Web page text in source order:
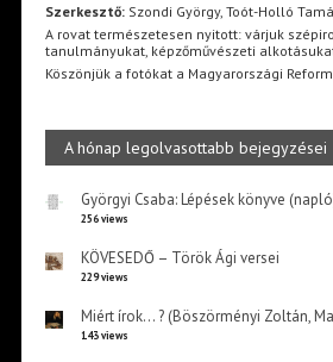
Szerkesztő:Szondi György, Toót-Holló
A rovat természetesen nyitott: várjuk
tanulmányukat, képzőművészeti
Köszönjük a fotókat a Magyarországi
A hónap legolvasottabb bejegyzései
Györgyi Csaba: Lépések könyve
256 views
KÖVESEDŐ – Török Ági versei
229 views
Miért írok… ? (Böszörményi Zoltán,
143 views